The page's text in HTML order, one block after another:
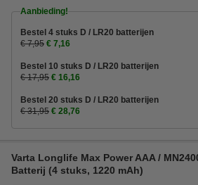
Aanbieding!
Bestel 4 stuks D / LR20 batterijen
€ 7,95 € 7,16
Bestel 10 stuks D / LR20 batterijen
€ 17,95 € 16,16
Bestel 20 stuks D / LR20 batterijen
€ 31,95 € 28,76
Varta Longlife Max Power AAA /
Batterij (4 stuks, 1220 mAh)